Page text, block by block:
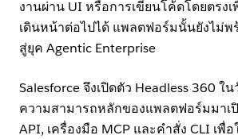
งานผ่าน UI หรือการเขียนโค้ดโดยตรง
เดินหน้าต่อไปได้ แพลตฟอร์มนั้นยังไม่พ
สู่ยุค Agentic Enterprise
Salesforce จึงเปิดตัว Headless 360 ใ
ความสามารถหลักของแพลตฟอร์มมาเ
API, เครื่องมือ MCP และคำสั่ง CLI เพื่